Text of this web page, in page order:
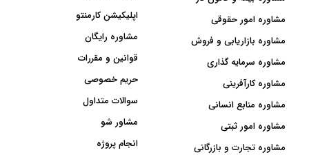
مشاوره امور حقوقی
مشاوره بازاریابی و فروش
مشاوره سرمایه گذاری
مشاوره کارآفرینی
مشاوره منابع انسانی
مشاوره امور ثبتی
مشاوره تجارت و بازرگانی
اپلیکیشن کارمنتو
مشاوره رایگان
قوانین و مقررات
حریم خصوصی
سوالات متداول
مشاور شو
انجام پروژه